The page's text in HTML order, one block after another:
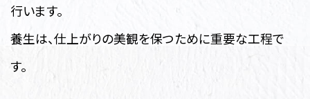
行います。
養生は、仕上がりの美観を保つために重要な工程で
す。